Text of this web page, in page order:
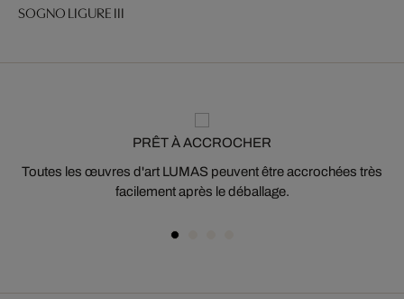
SOGNO LIGURE III
PRÊT À ACCROCHER
Toutes les œuvres d'art LUMAS peuvent être accrochées très
facilement après le déballage.